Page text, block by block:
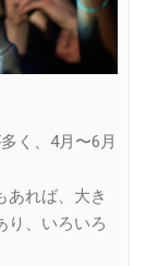
く、4月〜6月
あれば、大き
り、いろいろ